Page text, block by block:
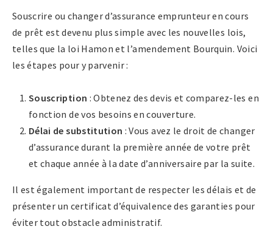
Souscrire ou changer d’assurance emprunteur en cours
de prêt est devenu plus simple avec les nouvelles lois,
telles que la loi Hamon et l’amendement Bourquin. Voici
les étapes pour y parvenir :
Souscription : Obtenez des devis et comparez-les en
fonction de vos besoins en couverture.
Délai de substitution : Vous avez le droit de changer
d’assurance durant la première année de votre prêt
et chaque année à la date d’anniversaire par la suite.
Il est également important de respecter les délais et de
présenter un certificat d’équivalence des garanties pour
éviter tout obstacle administratif.